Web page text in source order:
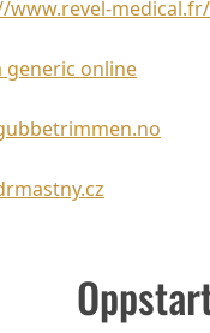
www.revel-
generic online